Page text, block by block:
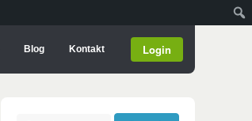
Blog Kontakt Login